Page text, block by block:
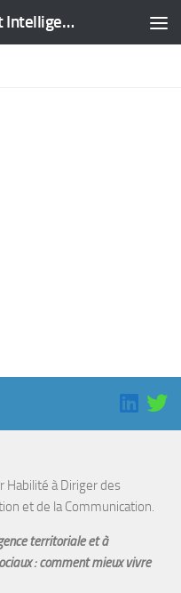
Communication, Transitions et Intelligence Territoriale
Habilité à Diriger des
et de la Communication.
territoriale et à
: comment mieux vivre